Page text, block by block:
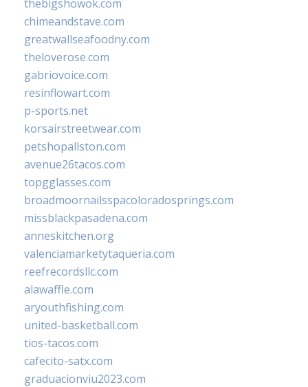
thebigshowok.com
chimeandstave.com
greatwallseafoodny.com
theloverose.com
gabriovoice.com
resinflowart.com
p-sports.net
korsairstreetwear.com
petshopallston.com
avenue26tacos.com
topgglasses.com
broadmoornailsspacoloradosprings.com
missblackpasadena.com
anneskitchen.org
valenciamarketytaqueria.com
reefrecordsllc.com
alawaffle.com
aryouthfishing.com
united-basketball.com
tios-tacos.com
cafecito-satx.com
graduacionviu2023.com